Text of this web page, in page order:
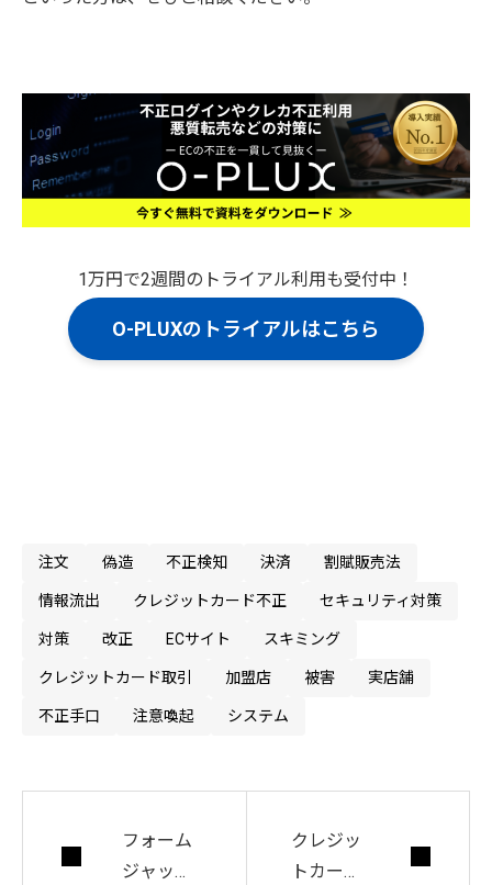
1万円で2週間のトライアル利用も受付中！
O-PLUXのトライアルはこちら
注文 偽造 不正検知 決済 割賦販売法
情報流出 クレジットカード不正 セキュリティ対策
対策 改正 ECサイト スキミング
クレジットカード取引 加盟店 被害 実店舗
不正手口 注意喚起 システム
フォーム
ジャッキ
クレジッ
トカード